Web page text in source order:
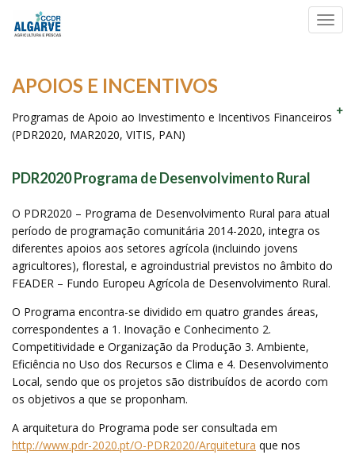
APOIOS E INCENTIVOS
Programas de Apoio ao Investimento e Incentivos Financeiros
(PDR2020, MAR2020, VITIS, PAN)
PDR2020 Programa de Desenvolvimento Rural
O PDR2020 – Programa de Desenvolvimento Rural para atual
período de programação comunitária 2014-2020, integra os
diferentes apoios aos setores agrícola (incluindo jovens
agricultores), florestal, e agroindustrial previstos no âmbito do
FEADER – Fundo Europeu Agrícola de Desenvolvimento Rural.
O Programa encontra-se dividido em quatro grandes áreas,
correspondentes a 1. Inovação e Conhecimento 2.
Competitividade e Organização da Produção 3. Ambiente,
Eficiência no Uso dos Recursos e Clima e 4. Desenvolvimento
Local, sendo que os projetos são distribuídos de acordo com
os objetivos a que se proponham.
A arquitetura do Programa pode ser consultada em
http://www.pdr-2020.pt/O-PDR2020/Arquitetura que nos